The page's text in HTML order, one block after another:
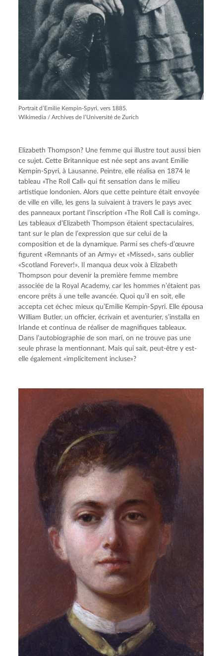
Portrait d’Emilie Kempin-Spyri, vers 1885.
Wikimedia / Archives de l’Université de Zurich
Elizabeth Thompson? Une femme qui illustre tout aussi bien
ce sujet. Cette Britannique est née sept ans avant Emilie
Kempin-Spyri, à Lausanne. Peintre, elle réalisa en 1874 le
tableau «The Roll Call» qui fit sensation dans le milieu
artistique londonien. Alors que cette peinture était envoyée
de ville en ville, les gens la suivaient à travers le pays avec
des panneaux portant l’inscription «The Roll Call is coming».
Les tableaux d’Elizabeth Thompson étaient spectaculaires,
tant sur le plan de l’expression que sur celui de la
composition et de la dynamique. Parmi ses chefs-d’œuvre
figurent «Remnants of an Army» et «Missed», sans oublier
«Scotland Forever!». Il manqua deux voix à Elizabeth
Thompson pour devenir la première femme membre
associée de la Royal Academy, car les hommes n’étaient pas
encore prêts à une telle avancée. Quoi qu’il en soit, elle
accepta cet échec mieux qu’Emilie Kempin-Spyri. Elle épousa
William Butler, un officier, écrivain et aventurier, s’installa en
Irlande et continua de réaliser de magnifiques tableaux.
Dans l’autobiographie de son mari, on ne trouve pas une
seule phrase la mentionnant. Mais qui sait, peut-être y est-
elle également «implicitement incluse»?